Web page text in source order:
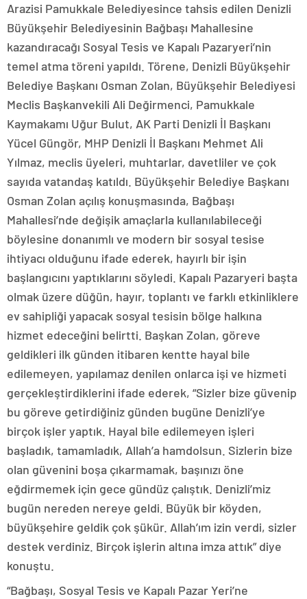
Arazisi Pamukkale Belediyesince tahsis edilen Denizli
Büyükşehir Belediyesinin Bağbaşı Mahallesine
kazandıracağı Sosyal Tesis ve Kapalı Pazaryeri’nin
temel atma töreni yapıldı. Törene, Denizli Büyükşehir
Belediye Başkanı Osman Zolan, Büyükşehir Belediyesi
Meclis Başkanvekili Ali Değirmenci, Pamukkale
Kaymakamı Uğur Bulut, AK Parti Denizli İl Başkanı
Yücel Güngör, MHP Denizli İl Başkanı Mehmet Ali
Yılmaz, meclis üyeleri, muhtarlar, davetliler ve çok
sayıda vatandaş katıldı. Büyükşehir Belediye Başkanı
Osman Zolan açılış konuşmasında, Bağbaşı
Mahallesi’nde değişik amaçlarla kullanılabileceği
böylesine donanımlı ve modern bir sosyal tesise
ihtiyacı olduğunu ifade ederek, hayırlı bir işin
başlangıcını yaptıklarını söyledi. Kapalı Pazaryeri başta
olmak üzere düğün, hayır, toplantı ve farklı etkinliklere
ev sahipliği yapacak sosyal tesisin bölge halkına
hizmet edeceğini belirtti. Başkan Zolan, göreve
geldikleri ilk günden itibaren kentte hayal bile
edilemeyen, yapılamaz denilen onlarca işi ve hizmeti
gerçekleştirdiklerini ifade ederek, “Sizler bize güvenip
bu göreve getirdiğiniz günden bugüne Denizli’ye
birçok işler yaptık. Hayal bile edilemeyen işleri
başladık, tamamladık, Allah’a hamdolsun. Sizlerin bize
olan güvenini boşa çıkarmamak, başınızı öne
eğdirmemek için gece gündüz çalıştık. Denizli’miz
bugün nereden nereye geldi. Büyük bir köyden,
büyükşehire geldik çok şükür. Allah’ım izin verdi, sizler
destek verdiniz. Birçok işlerin altına imza attık” diye
konuştu.
“Bağbaşı, Sosyal Tesis ve Kapalı Pazar Yeri’ne